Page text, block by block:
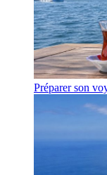
Préparer son